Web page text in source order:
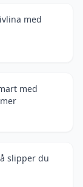
med
med
slipper du